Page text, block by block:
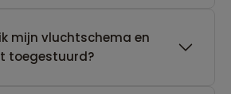
mijn vluchtschema en
toegestuurd?